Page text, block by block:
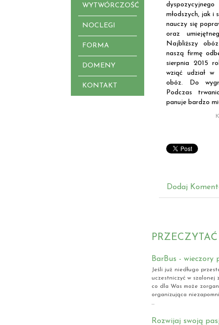
WYTWÓRCZOŚĆ
NOCLEGI
FORMA
DOMENY
KONTAKT
młodszych, jak i
nauczy się
oraz
Najbliższy
naszą firmę
sierpnia 2015
wziąć udział w
obóz. Do
Podczas
panuje bardzo
Dodaj
BarBus - wieczory
Jeśli już niedługo
uczestniczyć w szalonej
co dla Was może
organizująca
...
Rozwijaj swoją